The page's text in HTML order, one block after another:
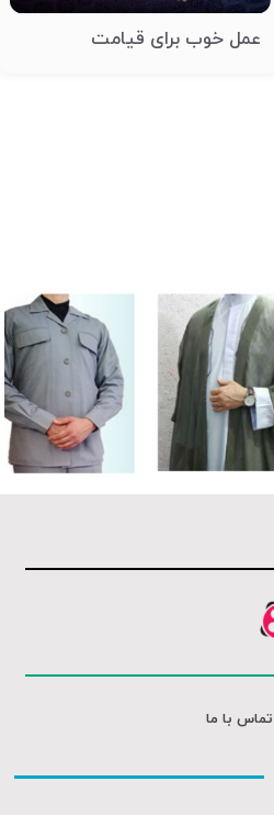
عمل خوب برای قیامت
فیلم کامل
تماس با ما